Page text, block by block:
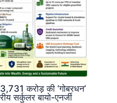
करोड़ की ‘गोबरधन’
सर्कुलर बायो-एनर्जी